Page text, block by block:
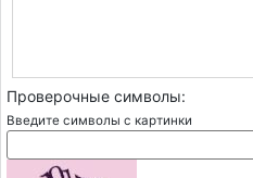
Проверочные символы:
Введите символы с картинки